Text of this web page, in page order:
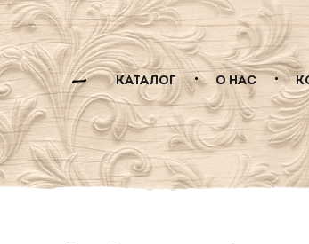
КАТАЛОГ О НАС